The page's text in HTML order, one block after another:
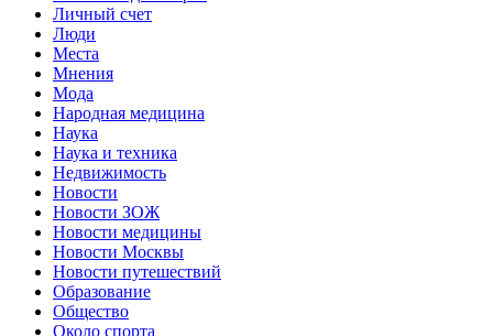
Личный счет
Люди
Места
Мнения
Мода
Народная медицина
Наука
Наука и техника
Недвижимость
Новости
Новости ЗОЖ
Новости медицины
Новости Москвы
Новости путешествий
Образование
Общество
Около спорта